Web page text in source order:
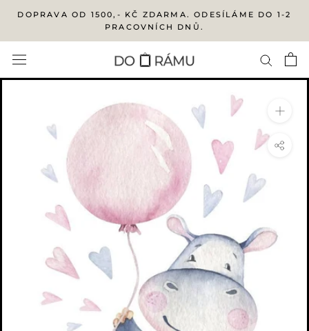
obsah
DOPRAVA OD 1500,- KČ ZDARMA. ODESÍLÁME DO 1-2
PRACOVNÍCH DNŮ.